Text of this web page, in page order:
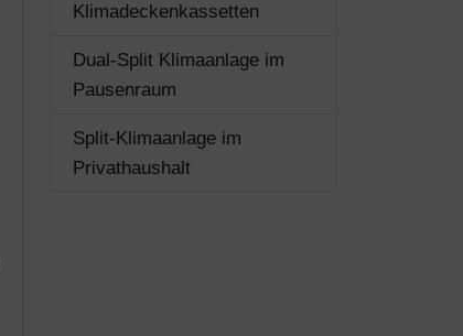
Klimadeckenkassetten
Dual-Split Klimaanlage im
Pausenraum
Split-Klimaanlage im
Privathaushalt